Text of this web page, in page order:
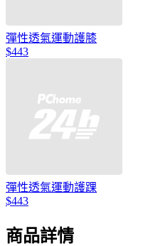
彈性透氣運動護膝
$443
彈性透氣運動護踝
$443
商品詳情